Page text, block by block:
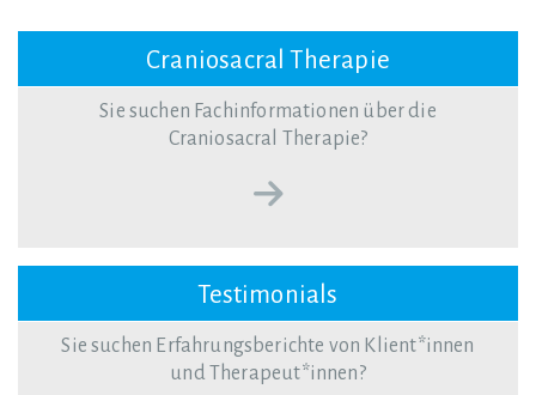
Craniosacral Therapie
Sie suchen Fachinformationen über die
Craniosacral Therapie?
Testimonials
Sie suchen Erfahrungsberichte von Klient*innen
und Therapeut*innen?